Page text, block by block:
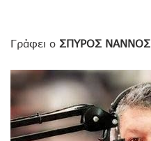
Γράφει ο ΣΠΥΡΟΣ ΝΑΝΝΟΣ